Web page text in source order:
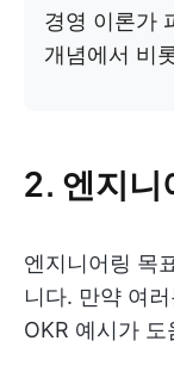
경영 이론가
개념에서 비
2. 엔지니
엔지니어링 목
니다. 만약 여
OKR 예시가